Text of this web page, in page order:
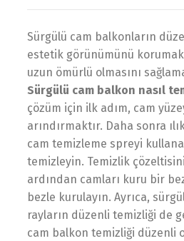
Sürgülü cam balkonların
estetik görünümünü
uzun ömürlü olmasını
Sürgülü cam balkon nasıl
çözüm için ilk adım, cam
arındırmaktır. Daha sonra
cam temizleme spreyi
temizleyin. Temizlik
ardından camları kuru bir
bezle kurulayın. Ayrıca,
rayların düzenli temizliği de
cam balkon temizliği düzenli